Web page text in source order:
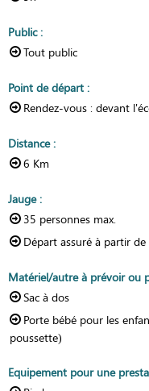
Public:
Tout public
Point de départ :
Rendez-vous : devant
Distance:
6 Km
Jauge:
35 personnes max.
Départ assuré à partir de
Matériel/autre à prévoir ou
Sac à dos
Porte bébé pour les
poussette)
Equipement pour une